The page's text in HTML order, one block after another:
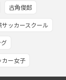
古角俊郎
サッカースクール
カー女子